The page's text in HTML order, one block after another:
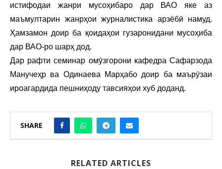
истифодаи жанри мусоҳибаро дар ВАО яке аз
маъмултарин жанрҳои журналистика арзёбӣ намуд.
Ҳамзамон доир ба қоидаҳои гузаронидани мусоҳиба
дар ВАО-ро шарҳ дод.
Дар рафти семинар омӯзгорони кафедра Сафарзода
Манучеҳр ва Одинаева Марҳабо доир ба маърӯзаи
ироагардида пешниҳоду тавсияҳои хуб доданд.
SHARE
RELATED ARTICLES